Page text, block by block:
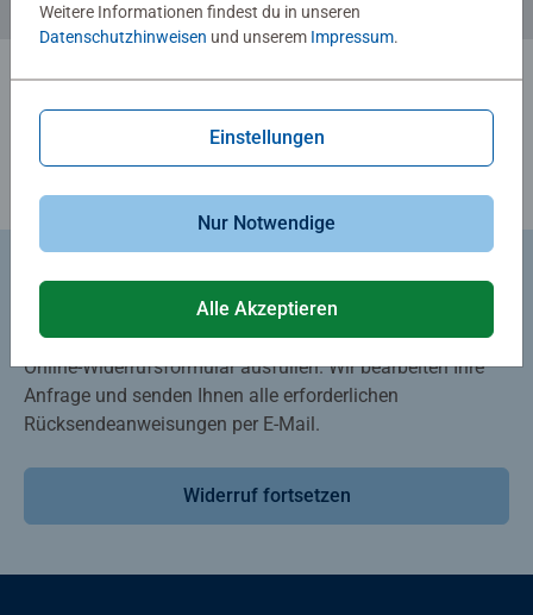
Waren zurückgeben
Sie können Ihr Widerrufsrecht ausüben, indem Sie unser
Online-Widerrufsformular ausfüllen. Wir bearbeiten Ihre
Anfrage und senden Ihnen alle erforderlichen
Rücksendeanweisungen per E-Mail.
Widerruf fortsetzen
Weitere Informationen findest du in unseren
Datenschutzhinweisen und unserem Impressum.
Einstellungen
Nur Notwendige
Alle Akzeptieren